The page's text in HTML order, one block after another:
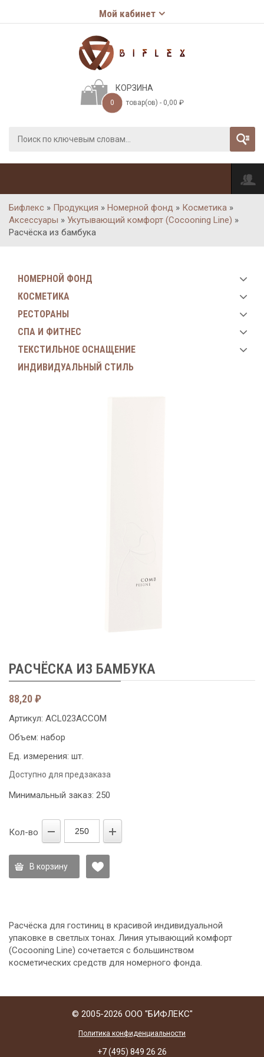
Мой кабинет
КОРЗИНА
0 товар(ов) - 0,00 ₽
Бифлекс » Продукция » Номерной фонд » Косметика »
Аксессуары » Укутывающий комфорт (Cocooning Line) »
Расчёска из бамбука
НОМЕРНОЙ ФОНД
КОСМЕТИКА
РЕСТОРАНЫ
СПА И ФИТНЕС
ТЕКСТИЛЬНОЕ ОСНАЩЕНИЕ
ИНДИВИДУАЛЬНЫЙ СТИЛЬ
РАСЧЁСКА ИЗ БАМБУКА
88,20₽
Артикул: ACL023ACCOM
Объем: набор
Ед. измерения: шт.
Доступно для предзаказа
Минимальный заказ: 250
Кол-во
В корзину
Расчёска для гостиниц в красивой индивидуальной
упаковке в светлых тонах. Линия утывающий комфорт
(Cocooning Line) сочетается с большинством
косметических средств для номерного фонда.
© 2005-2026 ООО "БИФЛЕКС"
Политика конфиденциальности
+7 (495) 849 26 26